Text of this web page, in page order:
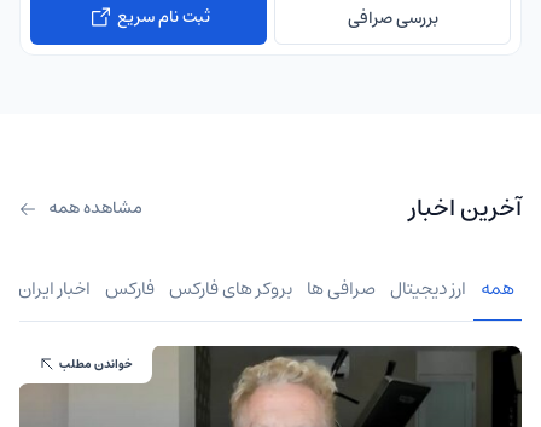
بررسی صرافی ثبت نام سریع
آخرین اخبار مشاهده همه
همه ارز دیجیتال صرافی ها بروکر های فارکس فارکس اخبار ایران
خواندن مطلب